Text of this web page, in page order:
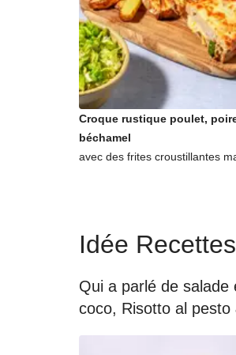
Croque rustique poulet,
béchamel
avec des frites croustillantes
Idée
Qui a parlé de
coco, Risotto al